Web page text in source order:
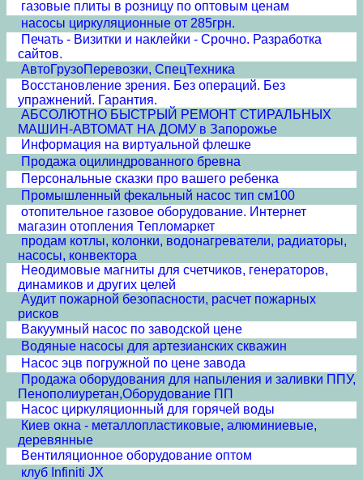
газовые плиты в розницу по оптовым ценам
насосы циркуляционные от 285грн.
Печать - Визитки и наклейки - Срочно. Разработка
сайтов.
АвтоГрузоПеревозки, СпецТехника
Восстановление зрения. Без операций. Без
упражнений. Гарантия.
АБСОЛЮТНО БЫСТРЫЙ РЕМОНТ СТИРАЛЬНЫХ
МАШИН-АВТОМАТ НА ДОМУ в Запорожье
Информация на виртуальной флешке
Продажа оцилиндрованного бревна
Персональные сказки про вашего ребенка
Промышленный фекальный насос тип см100
отопительное газовое оборудование. Интернет
магазин отопления Тепломаркет
продам котлы, колонки, водонагреватели, радиаторы,
насосы, конвектора
Неодимовые магниты для счетчиков, генераторов,
динамиков и других целей
Аудит пожарной безопасности, расчет пожарных
рисков
Вакуумный насос по заводской цене
Водяные насосы для артезианских скважин
Насос эцв погружной по цене завода
Продажа оборудования для напыления и заливки ППУ,
Пенополиуретан,Оборудование ПП
Насос циркуляционный для горячей воды
Киев окна - металлопластиковые, алюминиевые,
деревянные
Вентиляционное оборудование оптом
клуб Infiniti JX